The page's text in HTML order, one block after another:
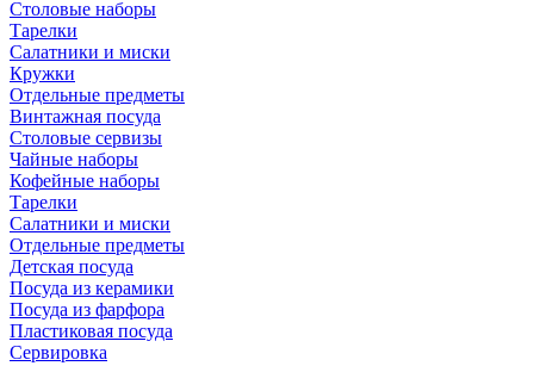
Столовые наборы
Тарелки
Салатники и миски
Кружки
Отдельные предметы
Винтажная посуда
Столовые сервизы
Чайные наборы
Кофейные наборы
Тарелки
Салатники и миски
Отдельные предметы
Детская посуда
Посуда из керамики
Посуда из фарфора
Пластиковая посуда
Сервировка